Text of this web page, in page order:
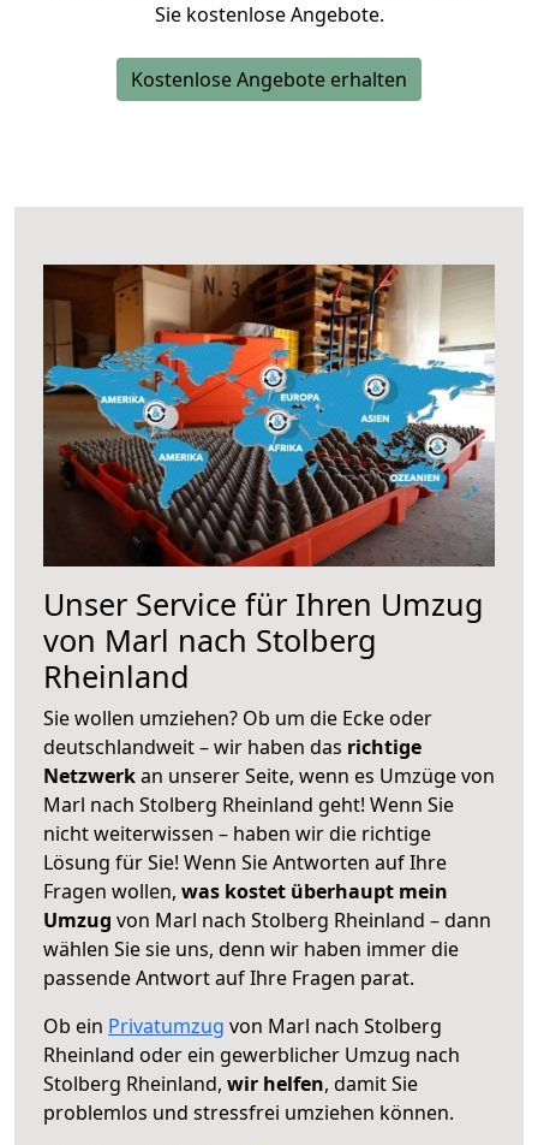
Sie kostenlose Angebote.
Kostenlose Angebote erhalten
Unser Service für Ihren Umzug
von Marl nach Stolberg
Rheinland
Sie wollen umziehen? Ob um die Ecke oder
deutschlandweit – wir haben das richtige
Netzwerkan unserer Seite, wenn es Umzüge von
Marl nach Stolberg Rheinland geht! Wenn Sie
nicht weiterwissen – haben wir die richtige
Lösung für Sie! Wenn Sie Antworten auf Ihre
Fragen wollen, was kostet überhaupt mein
Umzug von Marl nach Stolberg Rheinland – dann
wählen Sie sie uns, denn wir haben immer die
passende Antwort auf Ihre Fragen parat.
Ob ein Privatumzug von Marl nach Stolberg
Rheinland oder ein gewerblicher Umzug nach
Stolberg Rheinland, wir helfen, damit Sie
problemlos und stressfrei umziehen können.